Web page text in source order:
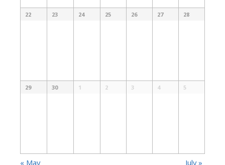
22 23 24 25 26 27 28
29 30 1 2 3 4 5
« May July »